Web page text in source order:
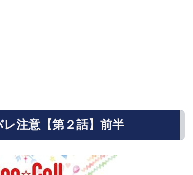
注意【第２話】前半